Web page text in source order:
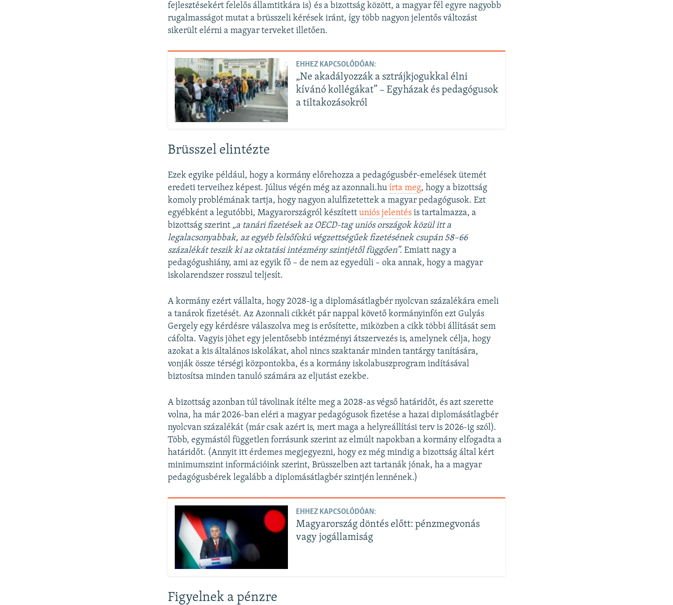
fejlesztésekért felelős államtitkára is) és a bizottság között, a magyar fél egyre nagyobb
rugalmasságot mutat a brüsszeli kérések iránt, így több nagyon jelentős változást
sikerült elérni a magyar terveket illetően.
EHHEZ KAPCSOLÓDÓAN:
„Ne akadályozzák a sztrájkjogukkal élni
kívánó kollégákat” – Egyházak és pedagógusok
a tiltakozásokról
Brüsszel elintézte
Ezek egyike például, hogy a kormány előrehozza a pedagógusbér-emelések ütemét
eredeti terveihez képest. Július végén még az azonnali.huírta meg, hogy a bizottság
komoly problémának tartja, hogy nagyon alulfizetettek a magyar pedagógusok. Ezt
egyébként a legutóbbi, Magyarországról készítettuniós jelentés is tartalmazza, a
bizottság szerint „a tanári fizetések az OECD-tag uniós országok közül itt a
legalacsonyabbak, az egyéb felsőfokúvégzettségűek fizetésének csupán 58–66
százalékát teszik ki az oktatási intézmény szintjétől függően”.Emiatt nagy a
pedagógushiány, ami az egyik fő – de nem az egyedüli – oka annak, hogy a magyar
iskolarendszer rosszul teljesít.
A kormány ezért vállalta, hogy 2028-ig a diplomásátlagbér nyolcvan százalékára emeli
a tanárok fizetését. Az Azonnali cikkét pár nappal követő kormányinfón ezt Gulyás
Gergely egy kérdésre válaszolva meg is erősítette, miközben a cikk többi állítását sem
cáfolta. Vagyis jöhet egy jelentősebb intézményi átszervezés is, amelynek célja, hogy
azokat a kis általános iskolákat, ahol nincs szaktanár minden tantárgy tanítására,
vonják össze térségi központokba, és a kormány iskolabuszprogram indításával
biztosítsa minden tanuló számára az eljutást ezekbe.
A bizottság azonban túl távolinak ítélte meg a 2028-as végső határidőt, és azt szerette
volna, ha már 2026-ban eléri a magyar pedagógusok fizetése a hazai diplomásátlagbér
nyolcvan százalékát (már csak azért is, mert maga a helyreállítási terv is 2026-ig szól).
Több, egymástól független forrásunk szerint az elmúlt napokban a kormány elfogadta a
határidőt. (Annyit itt érdemes megjegyezni, hogy ez még mindig a bizottság által kért
minimumszint információink szerint, Brüsszelben azt tartanák jónak, ha a magyar
pedagógusbérek legalább a diplomásátlagbér szintjén lennének.)
EHHEZ KAPCSOLÓDÓAN:
Magyarország döntés előtt: pénzmegvonás
vagy jogállamiság
Figyelnek a pénzre